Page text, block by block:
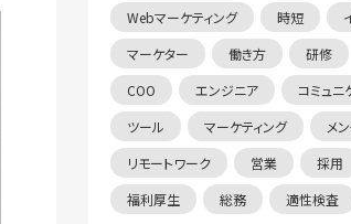
Webマーケティング
時短
マーケター
働き方 研修
COO
エンジニア
コミュニ
ツール
マーケティング
メ
リモートワーク
営業 採用
福利厚生
総務 適性検査